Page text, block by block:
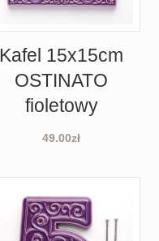
Kafel 15x15cm
OSTINATO
fioletowy
49.00zł